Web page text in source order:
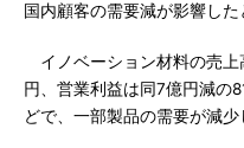
国内顧客の需要減が影響した
イノベーション材料の売
円、営業利益は同7億円減の
どで、一部製品の需要が減少